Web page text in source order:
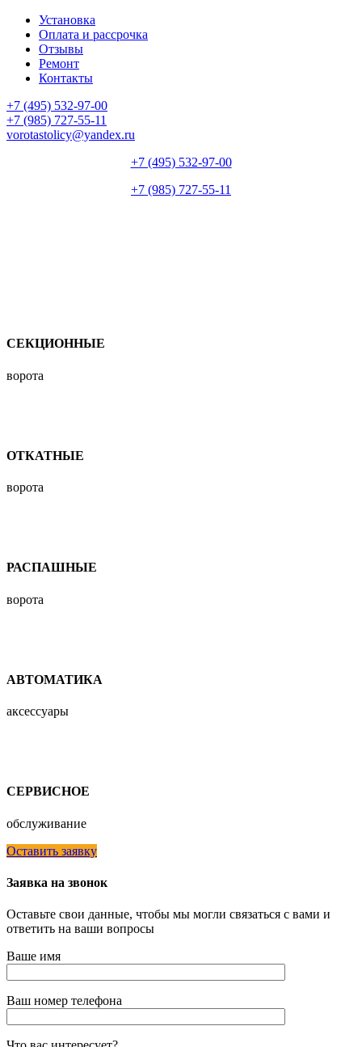
Установка
Оплата и рассрочка
Отзывы
Ремонт
Контакты
+7 (495) 532-97-00
+7 (985) 727-55-11
vorotastolicy@yandex.ru
+7 (495) 532-97-00
+7 (985) 727-55-11
СЕКЦИОННЫЕ
ворота
ОТКАТНЫЕ
ворота
РАСПАШНЫЕ
ворота
АВТОМАТИКА
аксессуары
СЕРВИСНОЕ
обслуживание
Оставить заявку
Заявка на звонок
Оставьте свои данные, чтобы мы могли связаться с вами и
ответить на ваши вопросы
Ваше имя
Ваш номер телефона